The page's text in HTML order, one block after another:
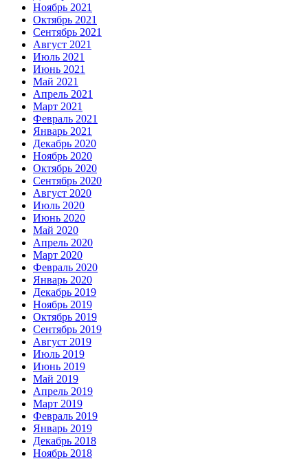
Ноябрь 2021
Октябрь 2021
Сентябрь 2021
Август 2021
Июль 2021
Июнь 2021
Май 2021
Апрель 2021
Март 2021
Февраль 2021
Январь 2021
Декабрь 2020
Ноябрь 2020
Октябрь 2020
Сентябрь 2020
Август 2020
Июль 2020
Июнь 2020
Май 2020
Апрель 2020
Март 2020
Февраль 2020
Январь 2020
Декабрь 2019
Ноябрь 2019
Октябрь 2019
Сентябрь 2019
Август 2019
Июль 2019
Июнь 2019
Май 2019
Апрель 2019
Март 2019
Февраль 2019
Январь 2019
Декабрь 2018
Ноябрь 2018